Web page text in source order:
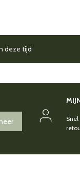
deze tijd